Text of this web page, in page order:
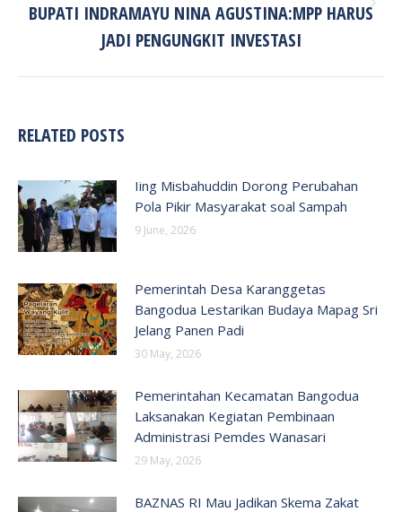
Next
post:
BUPATI INDRAMAYU NINA AGUSTINA:MPP HARUS
JADI PENGUNGKIT INVESTASI
RELATED POSTS
Iing Misbahuddin Dorong Perubahan
Pola Pikir Masyarakat soal Sampah
9 June, 2026
Pemerintah Desa Karanggetas
Bangodua Lestarikan Budaya Mapag Sri
Jelang Panen Padi
30 May, 2026
Pemerintahan Kecamatan Bangodua
Laksanakan Kegiatan Pembinaan
Administrasi Pemdes Wanasari
29 May, 2026
BAZNAS RI Mau Jadikan Skema Zakat